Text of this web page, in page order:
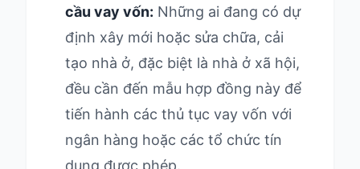
cầu vay vốn: Những ai đang có dự
định xây mới hoặc sửa chữa, cải
tạo nhà ở, đặc biệt là nhà ở xã hội,
đều cần đến mẫu hợp đồng này để
tiến hành các thủ tục vay vốn với
ngân hàng hoặc các tổ chức tín
dụng được phép.